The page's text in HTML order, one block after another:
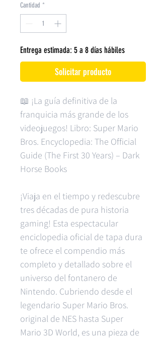
Cantidad *
Entrega estimada: 5 a 8 días hábiles
Solicitar producto
📖 ¡La guía definitiva de la
franquicia más grande de los
videojuegos! Libro: Super Mario
Bros. Encyclopedia: The Official
Guide (The First 30 Years) – Dark
Horse Books
¡Viaja en el tiempo y redescubre
tres décadas de pura historia
gaming! Esta espectacular
enciclopedia oficial de tapa dura
te ofrece el compendio más
completo y detallado sobre el
universo del fontanero de
Nintendo. Cubriendo desde el
legendario Super Mario Bros.
original de NES hasta Super
Mario 3D World, es una pieza de